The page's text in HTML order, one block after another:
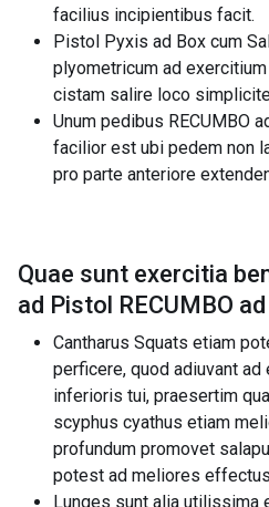
facilius incipientibus facit.
Pistol Pyxis ad Box cum
plyometricum ad
cistam salire loco
Unum pedibus RECUMBO
facilior est ubi pedem non
pro parte anteriore
Quae sunt exercitia
ad Pistol RECUMBO
Cantharus Squats etiam
perficere, quod adiuvant
inferioris tui, praesertim
scyphus cyathus etiam
profundum promovet
potest ad meliores
Lunges sunt alia utilissima